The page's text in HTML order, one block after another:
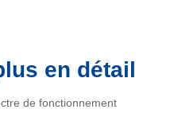
en détail
de fonctionnement